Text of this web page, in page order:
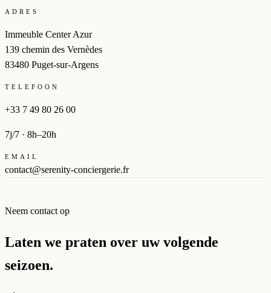
ADRES
Immeuble Center Azur
139 chemin des Vernèdes
83480 Puget-sur-Argens
TELEFOON
+33 7 49 80 26 00
7j/7 · 8h–20h
EMAIL
contact@serenity-conciergerie.fr
Neem contact op
Laten we praten over uw volgende
seizoen.